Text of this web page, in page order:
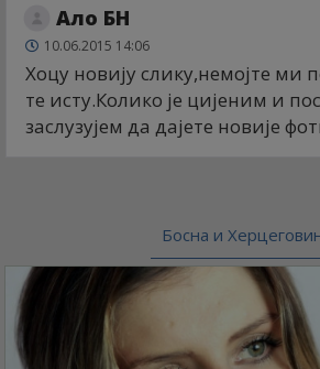
Ало БН
10.06.2015 14:06
Хоцу новију слику,немојте ми
те исту.Колико је цијеним и
заслузујем да дајете новије
Босна и